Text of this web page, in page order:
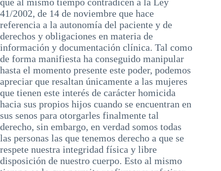
41/2002, de 14 de noviembre que hace
referencia a la autonomía del paciente y de
derechos y obligaciones en materia de
información y documentación clínica. Tal como
de forma manifiesta ha conseguido manipular
hasta el momento presente este poder, podemos
apreciar que resaltan únicamente a las mujeres
que tienen este interés de carácter homicida
hacia sus propios hijos cuando se encuentran en
sus senos para otorgarles finalmente tal
derecho, sin embargo, en verdad somos todas
las personas las que tenemos derecho a que se
respete nuestra integridad física y libre
disposición de nuestro cuerpo. Esto al mismo